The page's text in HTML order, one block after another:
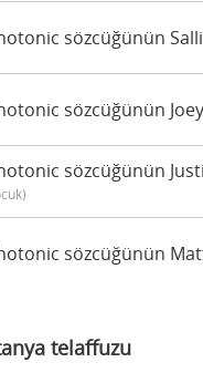
sözcüğünün
sözcüğünün
sözcüğünün
sözcüğünün
telaffuzu